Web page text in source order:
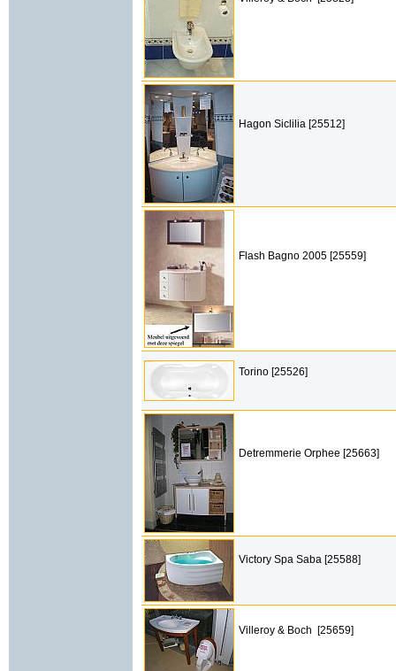
Hagon Siclilia [25512]
Flash Bagno 2005 [25559]
Torino [25526]
Detremmerie Orphee [25663]
Victory Spa Saba [25588]
Villeroy & Boch [25659]